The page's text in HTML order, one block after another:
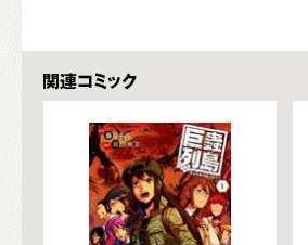
関連コミックス